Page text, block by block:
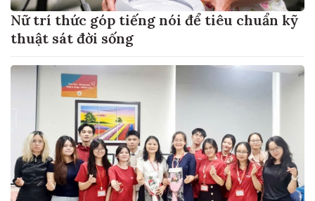
Nữ trí thức góp tiếng nói để tiêu chuẩn kỹ
thuật sát đời sống